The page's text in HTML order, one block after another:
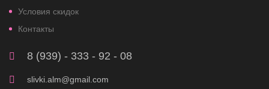
Условия скидок
Контакты
8 (939) - 333 - 92 - 08
slivki.alm@gmail.com